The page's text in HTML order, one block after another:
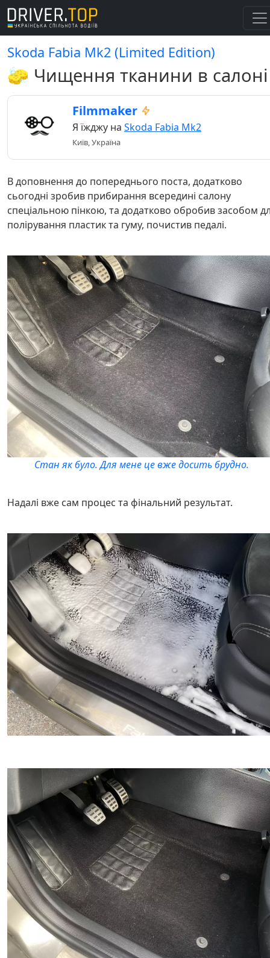
Skoda Fabia Mk2 (Limited Edition)
🧽 Чищення тканини в салоні
Filmmaker
Я їжджу на Skoda Fabia Mk2
Київ, Україна
В доповнення до попереднього поста, додатково
сьогодні зробив прибирання всередині салону
спеціальною пінкою, та додатково обробив засобом
полірування пластик та гуму, почистив педалі.
Стан як було. Для мене це вже досить брудно.
Надалі вже сам процес та фінальний результат.